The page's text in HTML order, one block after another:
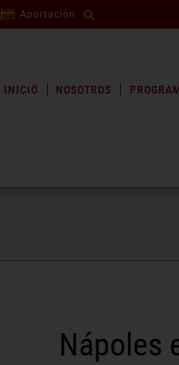
Aportación
INICIO NOSOTROS
Nápoles